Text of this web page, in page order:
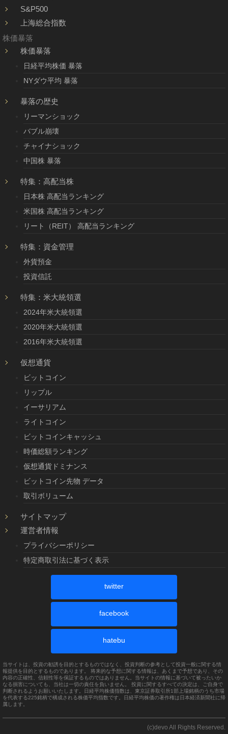
S&P500
上海総合指数
株価暴落
株価暴落
日経平均株価 暴落
NYダウ平均 暴落
暴落の歴史
リーマンショック
バブル崩壊
チャイナショック
中国株 暴落
特集：高配当株
日本株 高配当ランキング
米国株 高配当ランキング
リート（REIT） 高配当ランキング
特集：資金管理
外貨預金
投資信託
特集：米大統領選
2024年米大統領選
2020年米大統領選
2016年米大統領選
仮想通貨
ビットコイン
リップル
イーサリアム
ライトコイン
ビットコインキャッシュ
時価総額ランキング
仮想通貨ドミナンス
ビットコイン先物 データ
取引ボリューム
サイトマップ
運営者情報
プライバシーポリシー
特定商取引法に基づく表示
twitter
facebook
hatebu
当サイトは、投資の勧誘を目的とするものではなく、投資判断の参考として投資一般に関する情
報提供を目的とするものであります。 将来的な予想に関する情報は、あくまで予想であり、その
内容の正確性、信頼性等を保証するものではありません。当サイトの情報に基づいて被ったいか
なる損害についても、当社は一切の責任を負いません。 投資に関するすべての決定は、ご自身で
判断されるようお願いいたします。日経平均株価指数は、東京証券取引所1部上場銘柄のうち市場
を代表する225銘柄で構成される株価平均指数です。日経平均株価の著作権は日本経済新聞社に帰
属します。
(c)devo All Rights Reserved.